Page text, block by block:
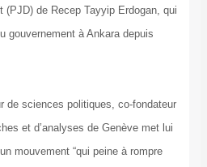
(PJD) de Recep Tayyip Erdogan, qui
gouvernement à Ankara depuis
de sciences politiques, co-fondateur
et d’analyses de Genève met lui
mouvement “qui peine à rompre